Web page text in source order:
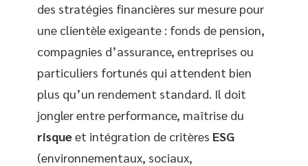
des stratégies financières sur mesure pour
une clientèle exigeante : fonds de pension,
compagnies d’assurance, entreprises ou
particuliers fortunés qui attendent bien
plus qu’un rendement standard. Il doit
jongler entre performance, maîtrise du
risqueet intégration de critères ESG
(environnementaux, sociaux,